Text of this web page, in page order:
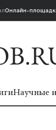
Онлайн-
Научные